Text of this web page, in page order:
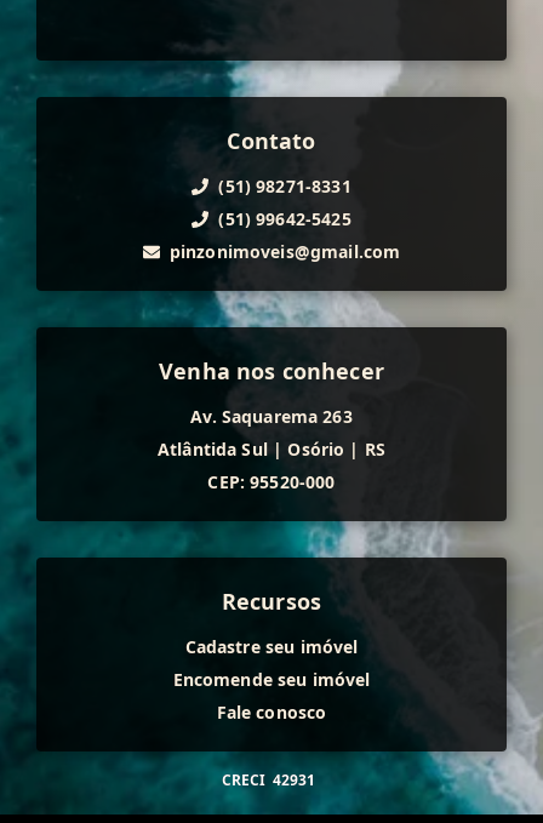
Contato
(51) 98271-8331
(51) 99642-5425
pinzonimoveis@gmail.com
Venha nos conhecer
Av. Saquarema 263
Atlântida Sul | Osório | RS
CEP: 95520-000
Recursos
Cadastre seu imóvel
Encomende seu imóvel
Fale conosco
CRECI 42931